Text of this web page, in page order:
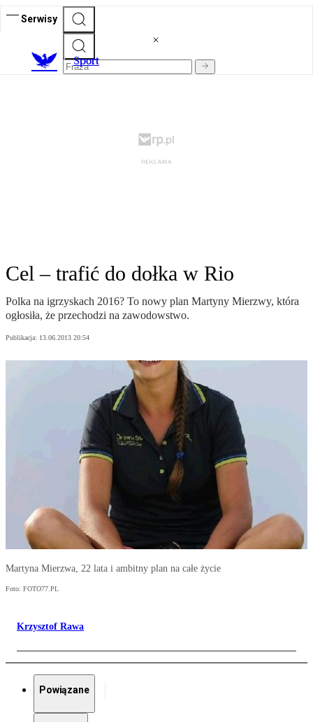
Serwisy
Sport
Cel – trafić do dołka w Rio
Polka na igrzyskach 2016? To nowy plan Martyny Mierzwy, która
ogłosiła, że przechodzi na zawodowstwo.
Publikacja: 13.06.2013 20:54
Martyna Mierzwa, 22 lata i ambitny plan na całe życie
Foto: FOTO77.PL
Krzysztof Rawa
Powiązane